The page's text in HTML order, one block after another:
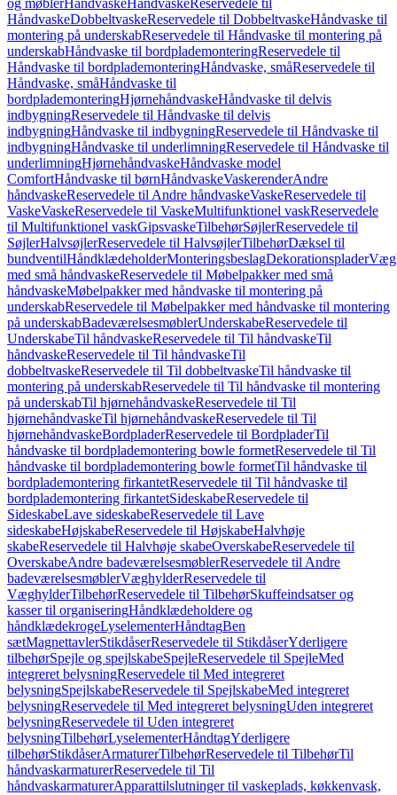
og møblerHåndvaskeHåndvaskeReservedele til
HåndvaskeDobbeltvaskeReservedele til DobbeltvaskeHåndvaske til
montering på underskabReservedele til Håndvaske til montering på
underskabHåndvaske til bordplademonteringReservedele til
Håndvaske til bordplademonteringHåndvaske, småReservedele til
Håndvaske, småHåndvaske til
bordplademonteringHjørnehåndvaskeHåndvaske til delvis
indbygningReservedele til Håndvaske til delvis
indbygningHåndvaske til indbygningReservedele til Håndvaske til
indbygningHåndvaske til underlimningReservedele til Håndvaske til
underlimningHjørnehåndvaskeHåndvaske model
ComfortHåndvaske til børnHåndvaskeVaskerenderAndre
håndvaskeReservedele til Andre håndvaskeVaskeReservedele til
VaskeVaskeReservedele til VaskeMultifunktionel vaskReservedele
til Multifunktionel vaskGipsvaskeTilbehørSøjlerReservedele til
SøjlerHalvsøjlerReservedele til HalvsøjlerTilbehørDæksel til
bundventilHåndklædeholderMonteringsbeslagDekorationsplader
med små håndvaskeReservedele til Møbelpakker med små
håndvaskeMøbelpakker med håndvaske til montering på
underskabReservedele til Møbelpakker med håndvaske til montering
på underskabBadeværelsesmøblerUnderskabeReservedele til
UnderskabeTil håndvaskeReservedele til Til håndvaskeTil
håndvaskeReservedele til Til håndvaskeTil
dobbeltvaskeReservedele til Til dobbeltvaskeTil håndvaske til
montering på underskabReservedele til Til håndvaske til montering
på underskabTil hjørnehåndvaskeReservedele til Til
hjørnehåndvaskeTil hjørnehåndvaskeReservedele til Til
hjørnehåndvaskeBordpladerReservedele til BordpladerTil
håndvaske til bordplademontering bowle formetReservedele til Til
håndvaske til bordplademontering bowle formetTil håndvaske til
bordplademontering firkantetReservedele til Til håndvaske til
bordplademontering firkantetSideskabeReservedele til
SideskabeLave sideskabeReservedele til Lave
sideskabeHøjskabeReservedele til HøjskabeHalvhøje
skabeReservedele til Halvhøje skabeOverskabeReservedele til
OverskabeAndre badeværelsesmøblerReservedele til Andre
badeværelsesmøblerVæghylderReservedele til
VæghylderTilbehørReservedele til TilbehørSkuffeindsatser og
kasser til organiseringHåndklædeholdere og
håndklædekrogeLyselementerHåndtagBen
sætMagnettavlerStikdåserReservedele til StikdåserYderligere
tilbehørSpejle og spejlskabeSpejleReservedele til SpejleMed
integreret belysningReservedele til Med integreret
belysningSpejlskabeReservedele til SpejlskabeMed integreret
belysningReservedele til Med integreret belysningUden integreret
belysningReservedele til Uden integreret
belysningTilbehørLyselementerHåndtagYderligere
tilbehørStikdåserArmaturerTilbehørReservedele til TilbehørTil
håndvaskarmaturerReservedele til Til
håndvaskarmaturerApparattilslutninger til vaskeplads, køkkenvask,